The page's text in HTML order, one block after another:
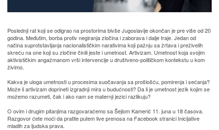
Poslednji rat koji se odigrao na prostorima bivše Jugoslavije okončan je pre više od 20
godina. Međutim, borba protiv negiranja zločina i zaborava i dalje traje. Jedan od
načina suprotstavljanja nacionalističkim narativima koji pažnju sa žrtava i preživelih
skreću na one koji su zločine činili jeste i umetnost. Artivizam. Umetnost koja svojim
aktivističkim angažmanom vrši intervencije u društveno-političkom kontekstu u kom
živimo.
Kakva je uloga umetnosti u procesima suočavanja sa prošlošću, pomirenja i sećanja?
Može li artivizam doprineti izgradnji mira u budućnosti? Da li je umetnost jezik kojim se
možemo razumeti, čak i ako nam se maternji jezici razlikuju?
O ovim i drugim pitanjima razgovaraćemo sa Šejlom Kamerić 11. juna u 18 časova.
Razgovor ćete moći da pratite putem live prenosa na Facebook stranici Inicijative
mladih za ljudska prava.